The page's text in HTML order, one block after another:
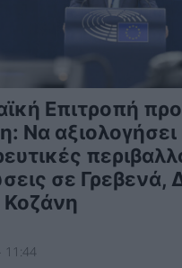
Επιτροπή
Να
σε Γρεβενά,
Κοζάνη
11:44